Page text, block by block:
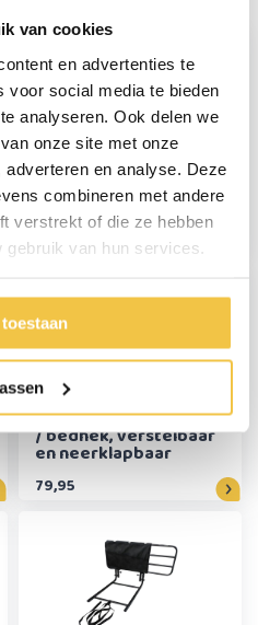
van cookies
en advertenties te
voor social media te bieden
analyseren. Ook delen we
onze site met onze
en analyse. Deze
combineren met andere
verstrekt of die ze hebben
van hun services.
Triangel handgreep
bedpapegaai met
riem
24,95
MultiMotion bedsteun
/ bedhek, verstelbaar
en neerklapbaar
79,95